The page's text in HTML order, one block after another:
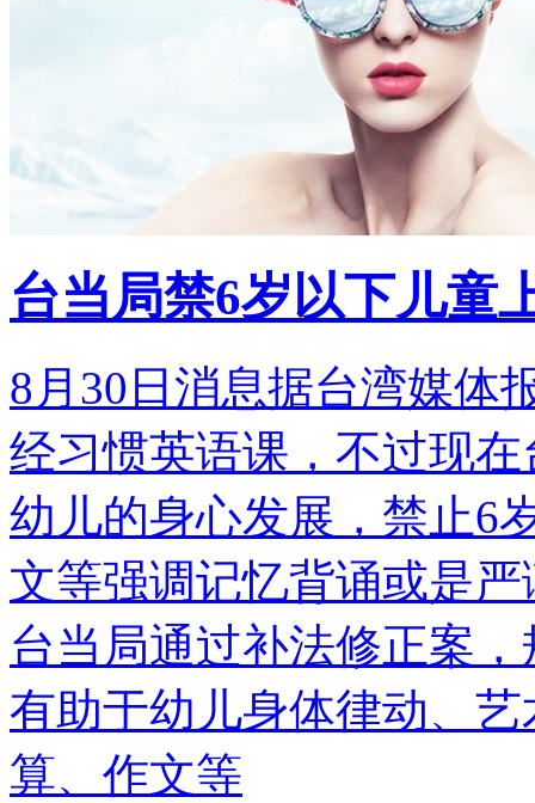
台当局禁6岁以下儿童
8月30日消息据台湾媒体
经习惯英语课，不过现
幼儿的身心发展，禁止6
文等强调记忆背诵或是
台当局通过补法修正案
有助于幼儿身体律动、
算、作文等